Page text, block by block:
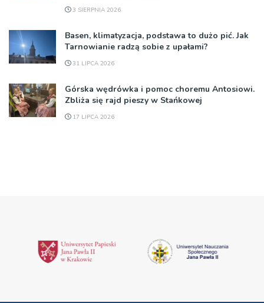
3 SIERPNIA 2026
Basen, klimatyzacja, podstawa to dużo pić. Jak
Tarnowianie radzą sobie z upałami?
31 LIPCA 2026
Górska wędrówka i pomoc choremu Antosiowi.
Zbliża się rajd pieszy w Stańkowej
17 LIPCA 2026